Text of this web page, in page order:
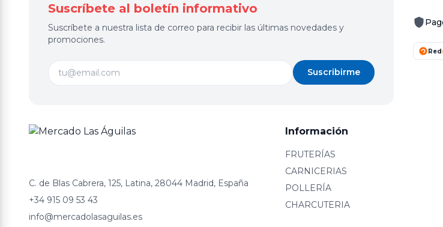
Suscríbete al boletín informativo
Suscríbete a nuestra lista de correo para recibir las últimas novedades y
promociones.
Suscribirme
Red
C. de Blas Cabrera, 125, Latina, 28044 Madrid, España
+34 915 09 53 43
info@mercadolasaguilas.es
Información
FRUTERÍAS
CARNICERIAS
POLLERÍA
CHARCUTERIA